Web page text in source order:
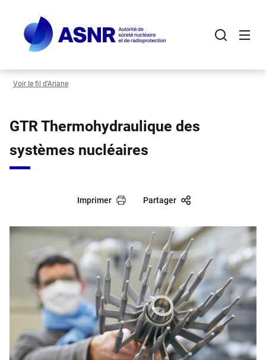
contenu
principal
Voir le fil d’Ariane
GTR Thermohydraulique des
systèmes nucléaires
Imprimer Partager